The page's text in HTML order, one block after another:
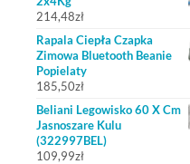
214,48zł
Rapala Ciepła Czapka
Zimowa Bluetooth Beanie
Popielaty
185,50zł
Beliani Legowisko 60 X Cm
Jasnoszare Kulu
(322997BEL)
109,99zł